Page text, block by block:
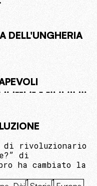
DELL'UNGHERIA
di rivoluzionario
di
ha cambiato la